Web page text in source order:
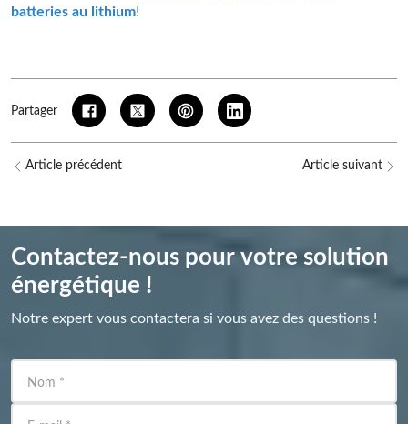
batteries au lithium!
Partager
Article précédent Article suivant
Contactez-nous pour votre solution
énergétique !
Notre expert vous contactera si vous avez des questions !
Nom *